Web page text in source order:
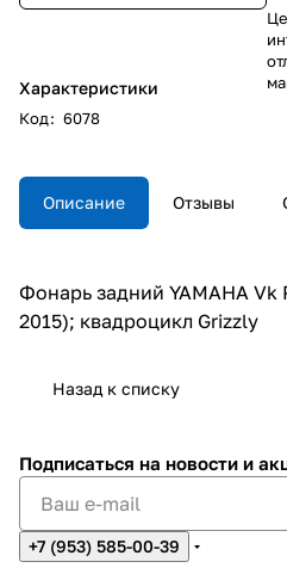
Характеристики
Код: 6078
Описание Отзывы
Фонарь задний YAMAHA
2015); квадроцикл Grizzly
Назад к списку
Подписаться на новости и
+7 (953) 585-00-39